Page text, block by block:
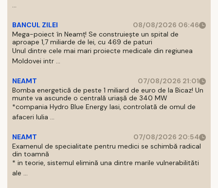
...
BANCUL ZILEI
08/08/2026 06:46
Mega-poiect în Neamț! Se construiește un spital de
aproape 1,7 miliarde de lei, cu 469 de paturi
Unul dintre cele mai mari proiecte medicale din regiunea
Moldovei intr ...
NEAMT
07/08/2026 21:01
Bomba energetică de peste 1 miliard de euro de la Bicaz! Un
munte va ascunde o centrală uriașă de 340 MW
*compania Hydro Blue Energy Iasi, controlată de omul de
afaceri Iulia ...
NEAMT
07/08/2026 20:54
Examenul de specialitate pentru medici se schimbă radical
din toamnă
* in teorie, sistemul elimină una dintre marile vulnerabilităti
ale ...